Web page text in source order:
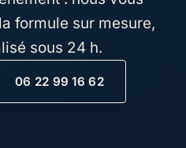
formule sur mesure,
sous 24 h.
06 22 99 16 62